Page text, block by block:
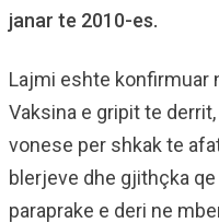
janar te 2010-es.
Lajmi eshte konfirmuar
Vaksina e gripit te
vonese per shkak te
blerjeve dhe gjithçka
paraprake e deri ne